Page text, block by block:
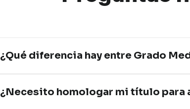
¿Qué diferencia hay entre Grado
incorporación más rápida al
¿Necesito homologar mi título para